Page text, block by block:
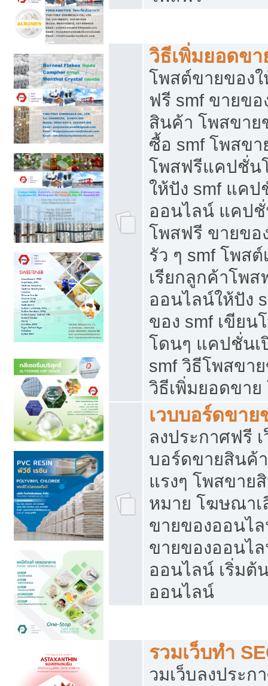
วิธีเพิ่มยอดข
โพสต์ขายของ
ฟรี smf ขายข
สินค้า โพสขาย
ซื้อ smf โพสข
โพสฟรีแคปชั่น
ให้ปัง smf แค
ออนไลน์ แคป
โพสฟรี ขายขอ
รัว ๆ smf โพส
เรียกลูกค้าโพส
ออนไลน์ให้ปัง
ของ smf เขียน
โดนๆ แคปชั่นเ
smf วิธีโพสขา
วิธีเพิ่มยอดขาย
เวบบอร์ดขา
ลงประกาศฟรี
บอร์ดขายสินค้
แรงๆ โพสขาย
หมาย โฆษณาเ
ขายของออนไ
ขายของออนไ
ออนไลน์ เริ่มต้
ออนไลน์
รวมเว็บทำ
วมเว็บลงประก